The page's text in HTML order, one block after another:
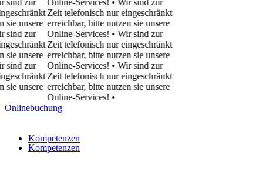
zur
unsere
zur
unsere
zur
unsere
Online-Services! • Wir sind zur
Zeit telefonisch nur eingeschränkt
erreichbar, bitte nutzen sie unsere
Online-Services! • Wir sind zur
Zeit telefonisch nur eingeschränkt
erreichbar, bitte nutzen sie unsere
Online-Services! • Wir sind zur
Zeit telefonisch nur eingeschränkt
erreichbar, bitte nutzen sie unsere
Online-Services!•
Onlinebuchung
Kompetenzen
Kompetenzen